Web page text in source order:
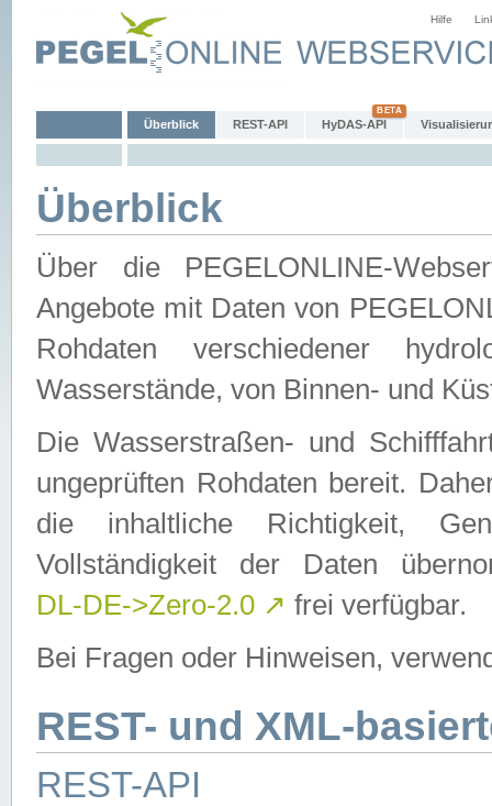
Hilfe
Überblick REST-API HyDAS-API
Überblick
Über die PEGELONLINE-
Angebote mit Daten von
Rohdaten verschiedener
Wasserstände, von Binnen- und
Die Wasserstraßen- und
ungeprüften Rohdaten bereit.
die inhaltliche Richtigkeit,
Vollständigkeit der Daten
DL-DE->Zero-2.0 ↗ frei verfügbar.
Bei Fragen oder Hinweisen,
REST- und XML-
REST-API